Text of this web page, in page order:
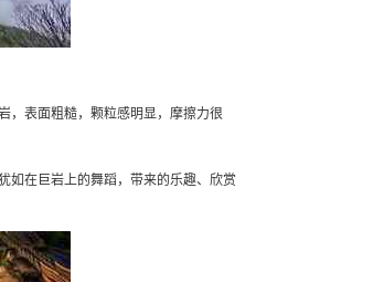
，表面粗糙，颗粒感明显，摩擦力很
如在巨岩上的舞蹈，带来的乐趣、欣赏